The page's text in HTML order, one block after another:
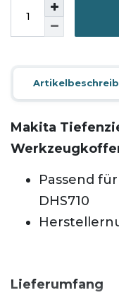
Makita
Passend
DHS710
Lieferumfang